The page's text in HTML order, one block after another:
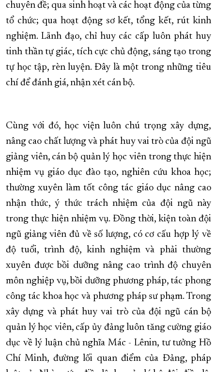
chuyên đề; qua sinh hoạt và các hoạt động của từng
tổ chức; qua hoạt động sơ kết, tổng kết, rút kinh
nghiệm. Lãnh đạo, chỉ huy các cấp luôn phát huy
tinh thần tự giác, tích cực chủ động, sáng tạo trong
tự học tập, rèn luyện. Đây là một trong những tiêu
chí để đánh giá, nhận xét cán bộ.
Cùng với đó, học viện luôn chú trọng xây dựng,
nâng cao chất lượng và phát huy vai trò của đội ngũ
giảng viên, cán bộ quản lý học viên trong thực hiện
nhiệm vụ giáo dục đào tạo, nghiên cứu khoa học;
thường xuyên làm tốt công tác giáo dục nâng cao
nhận thức, ý thức trách nhiệm của đội ngũ này
trong thực hiện nhiệm vụ. Đồng thời, kiện toàn đội
ngũ giảng viên đủ về số lượng, có cơ cấu hợp lý về
độ tuổi, trình độ, kinh nghiệm và phải thường
xuyên được bồi dưỡng nâng cao trình độ chuyên
môn nghiệp vụ, bồi dưỡng phương pháp, tác phong
công tác khoa học và phương pháp sư phạm. Trong
xây dựng và phát huy vai trò của đội ngũ cán bộ
quản lý học viên, cấp ủy đảng luôn tăng cường giáo
dục về lý luận chủ nghĩa Mác - Lênin, tư tưởng Hồ
Chí Minh, đường lối quan điểm của Đảng, pháp